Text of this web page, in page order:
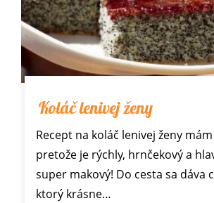
Koláč lenivej ženy
Recept na koláč lenivej ženy
pretože je rýchly, hrnčekový a
super makový! Do cesta sa dáva
ktorý krásne…